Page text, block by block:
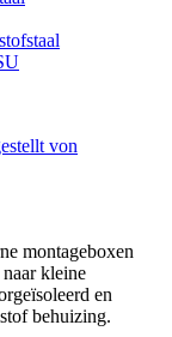
montageboxen
kleine
en
behuizing.